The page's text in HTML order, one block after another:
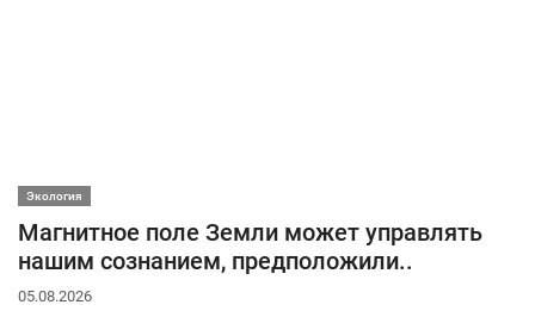
Экология
Магнитное поле Земли может управлять
нашим сознанием, предположили..
05.08.2026